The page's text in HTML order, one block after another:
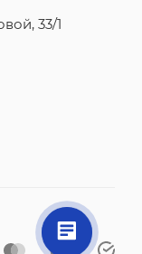
33/1